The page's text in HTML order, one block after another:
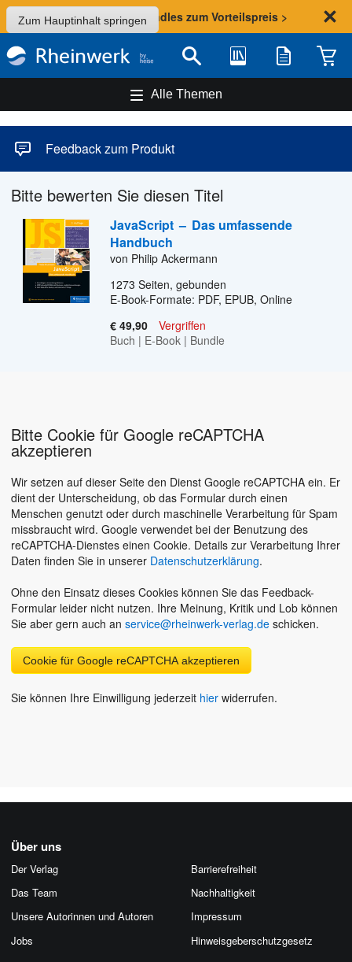
Zum Hauptinhalt springen
Sommer-Aktion: Bundles zum Vorteilspreis >
Suche Bibliothek Merkliste
Alle Themen
Feedback zum Produkt
Bitte bewerten Sie diesen Titel
JavaScript – Das umfassende
Handbuch
von Philip Ackermann
1273 Seiten, gebunden
E-Book-Formate: PDF, EPUB, Online
€ 49,90
Vergriffen
Buch | E-Book | Bundle
Bitte Cookie für Google reCAPTCHA
akzeptieren
Wir setzen auf dieser Seite den Dienst Google reCAPTCHA ein. Er
dient der Unterscheidung, ob das Formular durch einen
Menschen genutzt oder durch maschinelle Verarbeitung für Spam
missbraucht wird. Google verwendet bei der Benutzung des
reCAPTCHA-Dienstes einen Cookie. Details zur Verarbeitung Ihrer
Daten finden Sie in unserer Datenschutzerklärung.
Ohne den Einsatz dieses Cookies können Sie das Feedback-
Formular leider nicht nutzen. Ihre Meinung, Kritik und Lob können
Sie aber gern auch an service@rheinwerk-verlag.de schicken.
Cookie für Google reCAPTCHA akzeptieren
Sie können Ihre Einwilligung jederzeit hier widerrufen.
Über uns
Der Verlag
Das Team
Unsere Autorinnen und Autoren
Jobs
Barrierefreiheit
Nachhaltigkeit
Impressum
Hinweis­geber­schutz­gesetz